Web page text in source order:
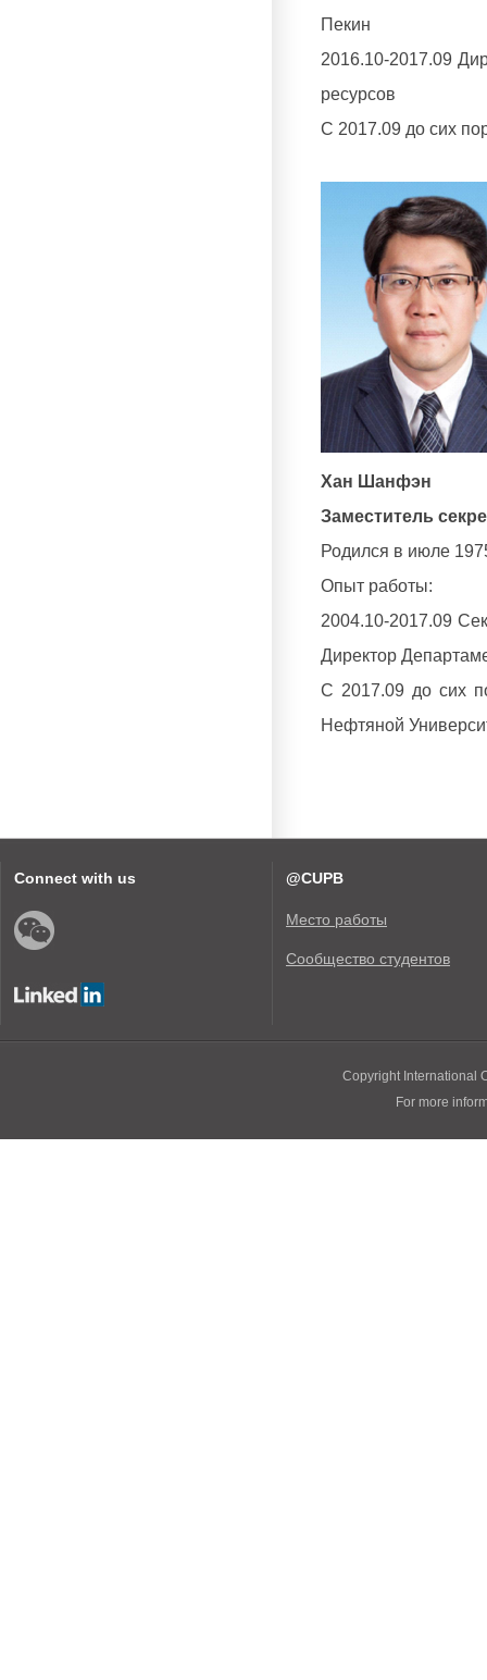
Пекин
2016.10-2017.09
ресурсов
С 2017.09 до сих
Хан Шанфэн
Заместитель
Родился в июле
Опыт работы:
2004.10-2017.09
Директор
С 2017.09 до сих
Нефтяной
Connect with us @CUPB
Место работы
Сообщество студентов
Copyright International
For more